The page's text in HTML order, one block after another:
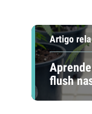
Artigo
flush